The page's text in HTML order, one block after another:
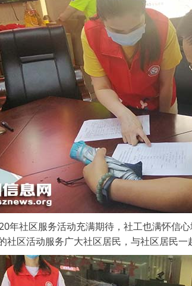
年社区服务活动充满期待，社工也满怀信
社区活动服务广大社区居民，与社区居民一